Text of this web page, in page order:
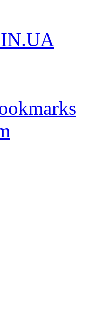
IN.UA